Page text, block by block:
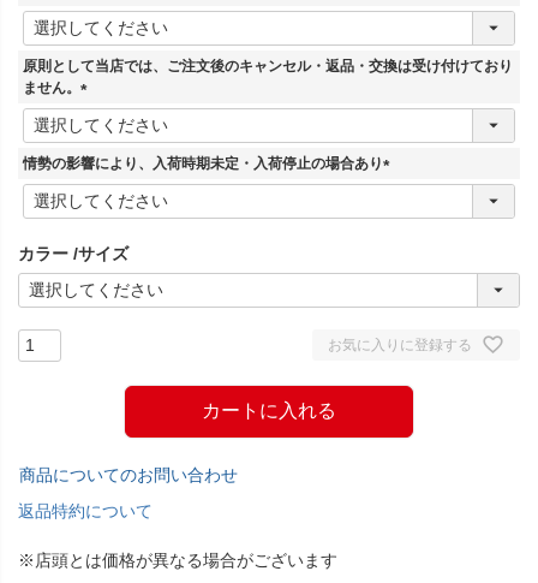
(
須
原則として当店では、ご注文後のキャンセル・返品・交換は受け付けており
ません。
(
必
須
情勢の影響により、入荷時期未定・入荷停止の場合あり
(
カラー サイズ
お気に入りに登録する
カートに入れる
商品についてのお問い合わせ
返品特約について
※店頭とは価格が異なる場合がございます